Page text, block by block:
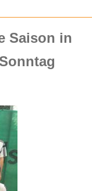
Saison in